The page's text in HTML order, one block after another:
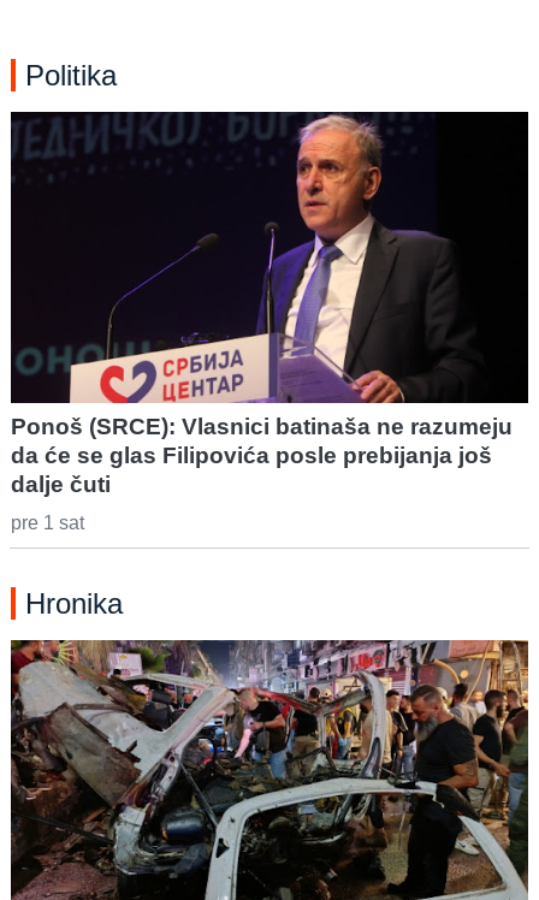
Politika
Ponoš (SRCE): Vlasnici batinaša ne razumeju
da će se glas Filipovića posle prebijanja još
dalje čuti
pre 1 sat
Hronika